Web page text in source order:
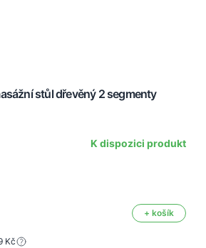
stůl dřevěný 2 segmenty
K dispozici produkt
+ košík
Kč